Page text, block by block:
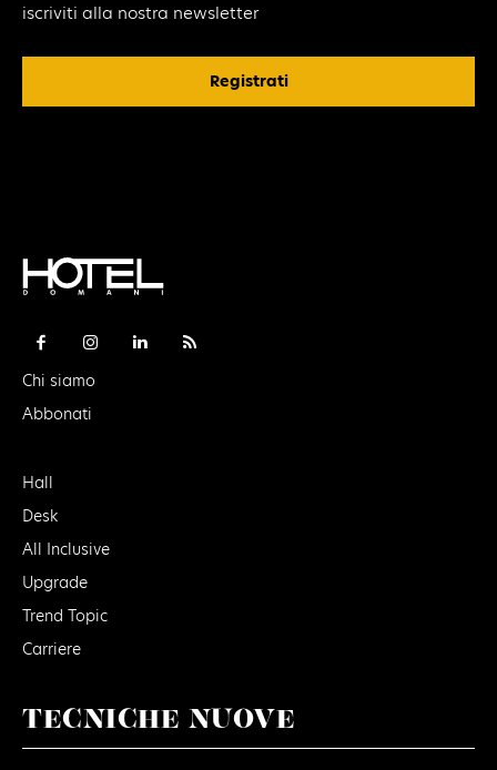
iscriviti alla nostra newsletter
Registrati
Chi siamo
Abbonati
Hall
Desk
All Inclusive
Upgrade
Trend Topic
Carriere
TECNICHE NUOVE